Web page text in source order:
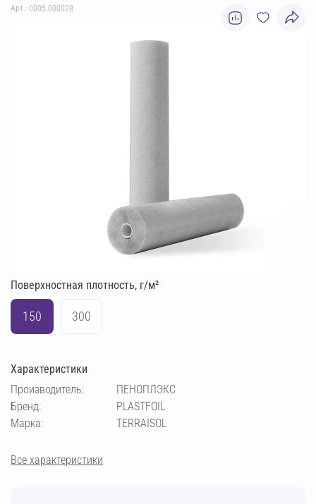
Арт.: 0005.000028
Поверхностная плотность, г/м²
150 300
Характеристики
Производитель:
ПЕНОПЛЭКС
Бренд:
PLASTFOIL
Марка:
TERRAISOL
Все характеристики